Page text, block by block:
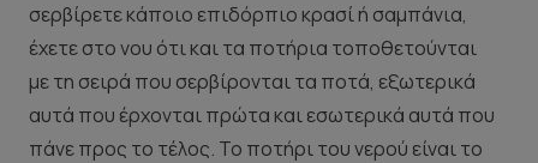
σερβίρετε κάποιο επιδόρπιο κρασί ή σαμπάνια,
έχετε στο νου ότι και τα ποτήρια τοποθετούνται
με τη σειρά που σερβίρονται τα ποτά, εξωτερικά
αυτά που έρχονται πρώτα και εσωτερικά αυτά που
πάνε προς το τέλος. Το ποτήρι του νερού είναι το